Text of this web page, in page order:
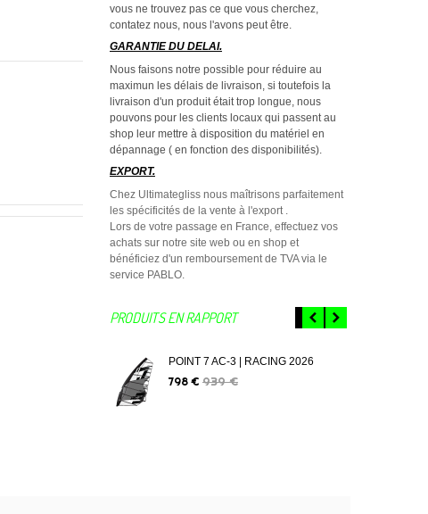
vous ne trouvez pas ce que vous cherchez,
contatez nous, nous l'avons peut être.
GARANTIE DU DELAI.
Nous faisons notre possible pour réduire au
maximun les délais de livraison, si toutefois la
livraison d'un produit était trop longue, nous
pouvons pour les clients locaux qui passent au
shop leur mettre à disposition du matériel en
dépannage ( en fonction des disponibilités).
EXPORT.
Chez Ultimategliss nous maîtrisons parfaitement
les spécificités de la vente à l'export .
Lors de votre passage en France, effectuez vos
achats sur notre site web ou en shop et
bénéficiez d'un remboursement de TVA via le
service PABLO.
PRODUITS EN RAPPORT
POINT 7 AC-3 | RACING 2026
798 € 939 €